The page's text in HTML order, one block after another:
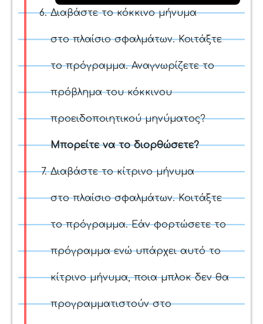
Διαβάστε το κόκκινο μήνυμα
στοπλαίσιο σφαλμάτων. Κοιτάξτε
το πρόγραμμα. Αναγνωρίζετε το
πρόβλημα του κόκκινου
προειδοποιητικού μηνύματος?
Μπορείτε να το διορθώσετε?
Διαβάστε το κίτρινο μήνυμα
στοπλαίσιο σφαλμάτων. Κοιτάξτε
το πρόγραμμα. Εάν φορτώσετε το
πρόγραμμα ενώ υπάρχει αυτό το
κίτρινο μήνυμα, ποια μπλοκ δεν θα
προγραμματιστούν στο